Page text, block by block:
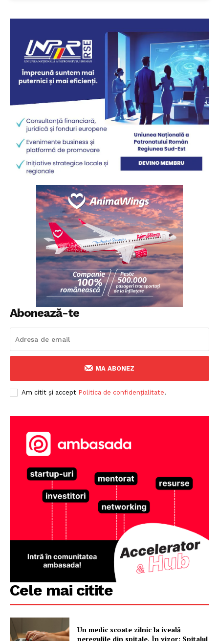
ABONEAZĂ-TE ACUM
StirileMedia.ro
Despre noi
Fii reporter
Politica cookie-uri
Politica de Confidențialitate
Publicitate
Abonează-te
MA ABONEZ
Am citit și accept Politica de confidențialitate.
Cele mai citite
Un medic scoate zilnic la iveală
neregulile din spitale. În vizor: Spitalul